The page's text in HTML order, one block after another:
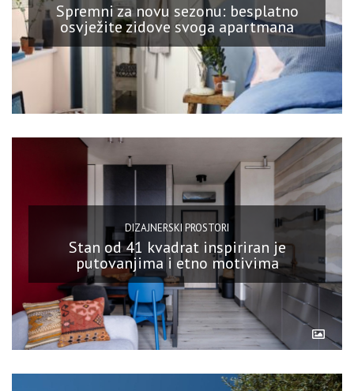
Spremni za novu sezonu: besplatno
osvježite zidove svoga apartmana
DIZAJNERSKI PROSTORI
Stan od 41 kvadrat inspiriran je
putovanjima i etno motivima